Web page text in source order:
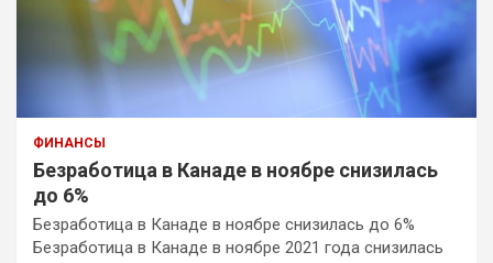
ФИНАНСЫ
Безработица в Канаде в ноябре снизилась
до 6%
Безработица в Канаде в ноябре снизилась до 6%
Безработица в Канаде в ноябре 2021 года снизилась